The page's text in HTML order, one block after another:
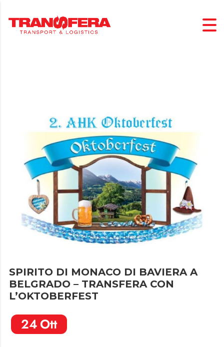
SPIRITO DI MONACO DI BAVIERA A
BELGRADO – TRANSFERA CON
L’OKTOBERFEST
24Ott